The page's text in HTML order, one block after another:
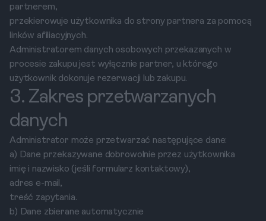
partnerem,
przekierowuje użytkownika do strony partnera za pomocą
linków afiliacyjnych.
Administratorem danych osobowych przekazanych w
procesie zakupu jest wyłącznie partner, u którego
użytkownik dokonuje rezerwacji lub zakupu.
3. Zakres przetwarzanych
danych
Administrator może przetwarzać następujące dane:
a) Dane przekazywane dobrowolnie przez użytkownika
imię i nazwisko (jeśli formularz kontaktowy),
adres e-mail,
treść zapytania.
b) Dane zbierane automatycznie